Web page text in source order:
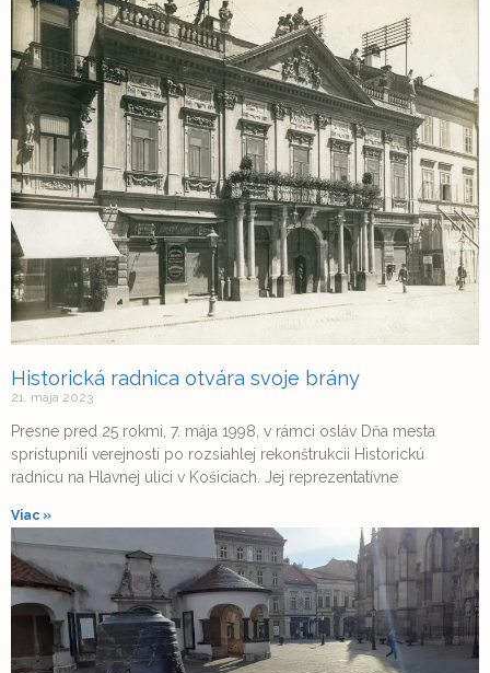
Historická radnica otvára svoje brány
21. mája 2023
Presne pred 25 rokmi, 7. mája 1998, v rámci osláv Dňa mesta
sprístupnili verejnosti po rozsiahlej rekonštrukcii Historickú
radnicu na Hlavnej ulici v Košiciach. Jej reprezentatívne
Viac »